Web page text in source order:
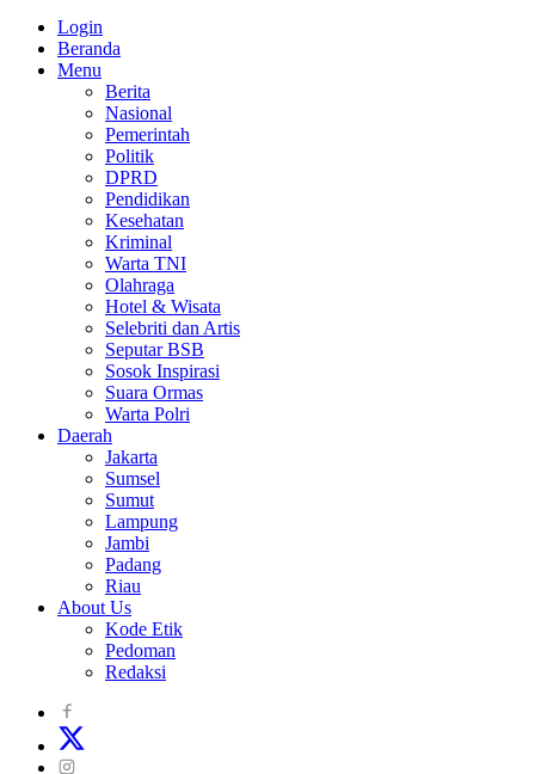
Login
Beranda
Menu
Berita
Nasional
Pemerintah
Politik
DPRD
Pendidikan
Kesehatan
Kriminal
Warta TNI
Olahraga
Hotel & Wisata
Selebriti dan Artis
Seputar BSB
Sosok Inspirasi
Suara Ormas
Warta Polri
Daerah
Jakarta
Sumsel
Sumut
Lampung
Jambi
Padang
Riau
About Us
Kode Etik
Pedoman
Redaksi